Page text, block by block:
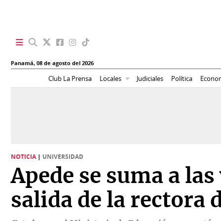
Panamá,08 de agosto del 2026
Club La Prensa Locales Judiciales Política
Política
Economía
Mundo
BBC
Vivir+
Opinión
NOTICIA | UNIVERSIDAD
Apede se suma a
salida de la rectora